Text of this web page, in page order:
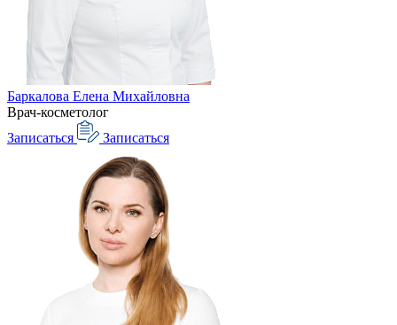
Баркалова Елена Михайловна
Врач-косметолог
Записаться
Записаться